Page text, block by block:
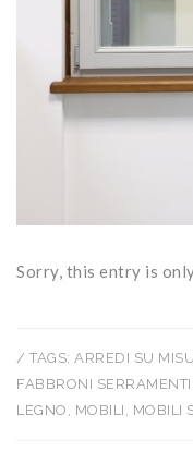
Sorry, this entry is
/ TAGS: ARREDI SU
FABBRONI
LEGNO
MOBILI MOBILI